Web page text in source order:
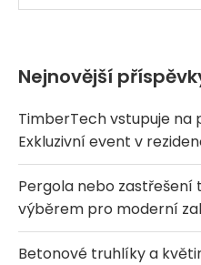
Nejnovější
TimberTech vstupuje na
Exkluzivní event v
Pergola nebo zastřešení
výběrem pro moderní
Betonové truhlíky a